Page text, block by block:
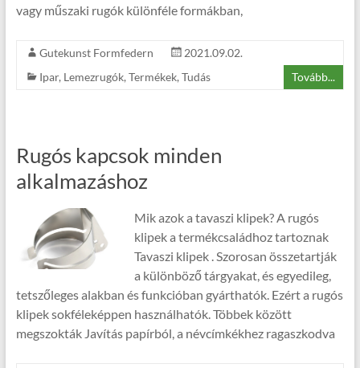
vagy műszaki rugók különféle formákban,
Gutekunst Formfedern
2021.09.02.
Ipar, Lemezrugók, Termékek, Tudás Tovább...
Rugós kapcsok minden
alkalmazáshoz
Mik azok a tavaszi klipek? A rugós
klipek a termékcsaládhoz tartoznak
Tavaszi klipek . Szorosan összetartják
a különböző tárgyakat, és egyedileg,
tetszőleges alakban és funkcióban gyárthatók. Ezért a rugós
klipek sokféleképpen használhatók. Többek között
megszokták Javítás papírból, a névcímkékhez ragaszkodva